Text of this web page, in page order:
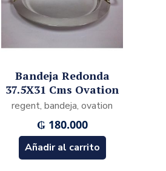
Bandeja Redonda
37.5X31 Cms Ovation
regent, bandeja, ovation
₲180.000
Añadir al carrito